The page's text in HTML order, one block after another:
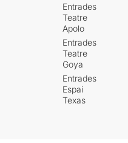
Entrades
Teatre
Apolo
Entrades
Teatre
Goya
Entrades
Espai
Texas